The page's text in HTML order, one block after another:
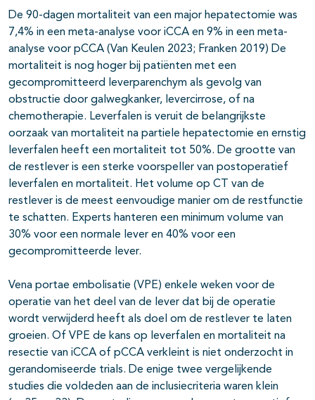
De 90-dagen mortaliteit van een major hepatectomie was
7,4% in een meta-analyse voor iCCA en 9% in een meta-
analyse voor pCCA (Van Keulen 2023; Franken 2019) De
mortaliteit is nog hoger bij patiënten met een
gecompromitteerd leverparenchym als gevolg van
obstructie door galwegkanker, levercirrose, of na
chemotherapie. Leverfalen is veruit de belangrijkste
oorzaak van mortaliteit na partiele hepatectomie en ernstig
leverfalen heeft een mortaliteit tot 50%. De grootte van
de restlever is een sterke voorspeller van postoperatief
leverfalen en mortaliteit. Het volume op CT van de
restlever is de meest eenvoudige manier om de restfunctie
te schatten. Experts hanteren een minimum volume van
30% voor een normale lever en 40% voor een
gecompromitteerde lever.
Vena portae embolisatie (VPE) enkele weken voor de
operatie van het deel van de lever dat bij de operatie
wordt verwijderd heeft als doel om de restlever te laten
groeien. Of VPE de kans op leverfalen en mortaliteit na
resectie van iCCA of pCCA verkleint is niet onderzocht in
gerandomiseerde trials. De enige twee vergelijkende
studies die voldeden aan de inclusiecriteria waren klein